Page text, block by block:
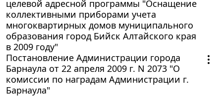
целевой адресной программы "Оснащение
коллективными приборами учета
многоквартирных домов муниципального
образования город Бийск Алтайского края
в 2009 году"
Постановление Администрации города
Барнаула от 22 апреля 2009 г. N 2073 "О
комиссии по наградам Администрации г.
Барнаула"